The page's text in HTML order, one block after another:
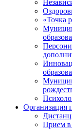
«Точка
Организация
Прием в